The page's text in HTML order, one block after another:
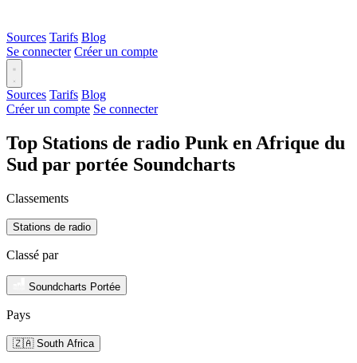
Sources Tarifs Blog
Se connecter Créer un compte
Sources Tarifs Blog
Créer un compte Se connecter
Top Stations de radio Punk en Afrique du
Sud par portée Soundcharts
Classements
Stations de radio
Classé par
Soundcharts Portée
Pays
🇿🇦 South Africa